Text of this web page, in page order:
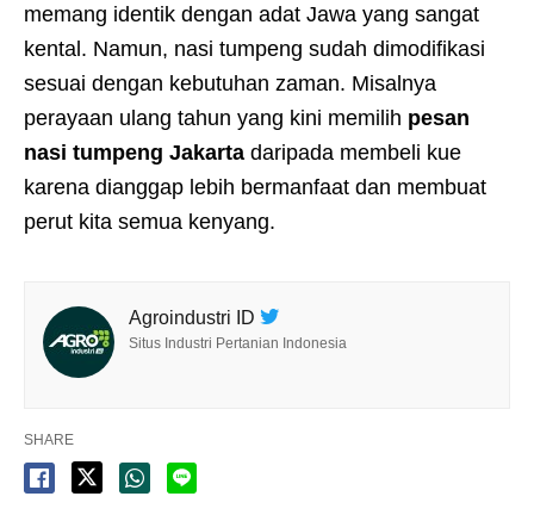
memang identik dengan adat Jawa yang sangat
kental. Namun, nasi tumpeng sudah dimodifikasi
sesuai dengan kebutuhan zaman. Misalnya
perayaan ulang tahun yang kini memilih pesan
nasi tumpeng Jakarta daripada membeli kue
karena dianggap lebih bermanfaat dan membuat
perut kita semua kenyang.
Agroindustri ID
Situs Industri Pertanian Indonesia
SHARE